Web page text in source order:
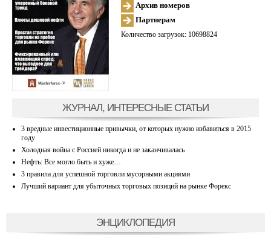
Архив номеров
Партнерам
Количество загрузок: 10698824
ЖУРНАЛ, ИНТЕРЕСНЫЕ СТАТЬИ
3 вредные инвестиционные привычки, от которых нужно избавиться в 2015
году
Холодная война с Россией никогда и не заканчивалась
Нефть: Все могло быть и хуже…
3 правила для успешной торговли мусорными акциями
Лучший вариант для убыточных торговых позиций на рынке Форекс
ЭНЦИКЛОПЕДИЯ